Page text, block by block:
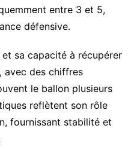
entre 3 et 5,
défensive.
sa capacité à récupérer
avec des chiffres
le ballon plusieurs
reflètent son rôle
fournissant stabilité et